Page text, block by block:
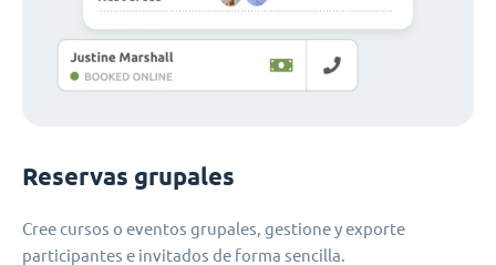
Reservas grupales
Cree cursos o eventos grupales, gestione y exporte
participantes e invitados de forma sencilla.